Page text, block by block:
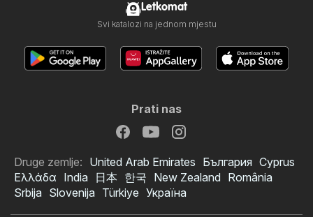
Letkomat
Svi katalozi na jednom mjestu
Prati nas
Druge zemlje: United Arab Emirates България Cyprus
Ελλάδα India 日本 한국 New Zealand România
Srbija Slovenija Türkiye Україна